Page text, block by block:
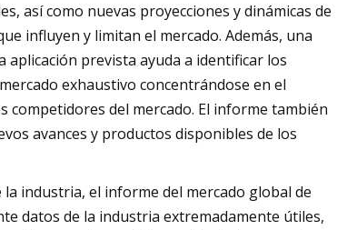
así como nuevas proyecciones y dinámicas de
influyen y limitan el mercado. Además, una
prevista ayuda a identificar los
exhaustivo concentrándose en el
competidores del mercado. El informe también
avances y productos disponibles de los
industria, el informe del mercado global de
datos de la industria extremadamente útiles,